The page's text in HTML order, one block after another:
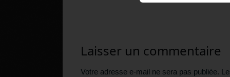
Laisser un commentaire
Votre adresse e-mail ne sera pas publiée.